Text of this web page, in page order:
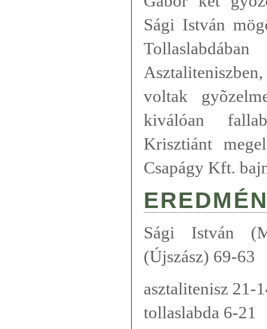
Sági István
voltak
kiválóan
Krisztiánt
Csapágy Kft.
Sági István
(Újszász) 69-63
asztalitenisz 21-
tollaslabda 6-21